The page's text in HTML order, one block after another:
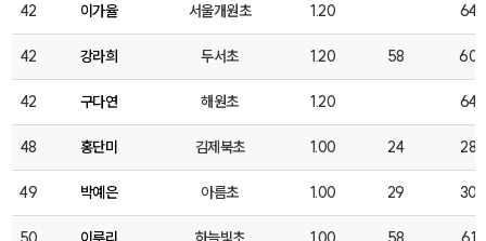
42 이가율 서울개원초 1.20 64
42 강라희 두서초 1.20 58 60
42 구다연 해원초 1.20 64
48 홍단미 김제북초 1.00 24 28
49 박예은 아름초 1.00 29 30